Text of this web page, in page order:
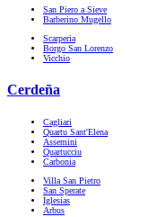
San Piero a Sieve
Barberino Mugello
Scarperia
Borgo San Lorenzo
Vicchio
Cerdeña
Cagliari
Quartu Sant'Elena
Assemini
Quartucciu
Carbonia
Villa San Pietro
San Sperate
Iglesias
Arbus